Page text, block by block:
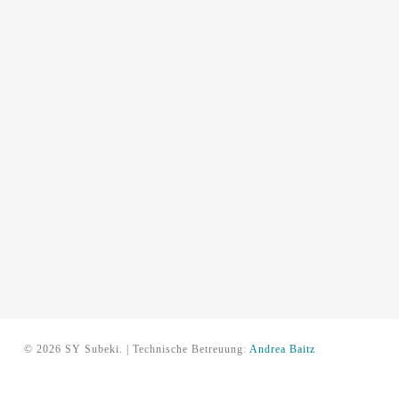
© 2026 SY Subeki. | Technische Betreuung: Andrea Baitz